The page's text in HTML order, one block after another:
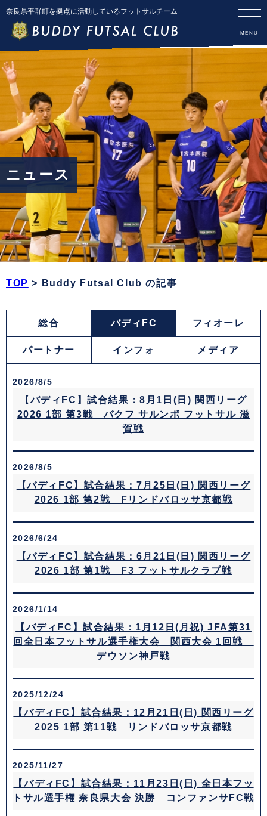
奈良県平群町を拠点に活動しているフットサルチーム
ニュース
TOP > Buddy Futsal Club の記事
総合 バディFC フィオーレ
パートナー インフォ メディア
2026/8/5
【バディFC】試合結果：8月1日(日) 関西リーグ
2026 1部 第3戦 バクフ サルンボ フットサル 滋
賀戦
2026/8/5
【バディFC】試合結果：7月25日(日) 関西リーグ
2026 1部 第2戦 Fリンドバロッサ京都戦
2026/6/24
【バディFC】試合結果：6月21日(日) 関西リーグ
2026 1部 第1戦 F3 フットサルクラブ戦
2026/1/14
【バディFC】試合結果：1月12日(月祝) JFA第31
回全日本フットサル選手権大会 関西大会 1回戦
デウソン神戸戦
2025/12/24
【バディFC】試合結果：12月21日(日) 関西リーグ
2025 1部 第11戦 リンドバロッサ京都戦
2025/11/27
【バディFC】試合結果：11月23日(日) 全日本フッ
トサル選手権 奈良県大会 決勝 コンファンサFC戦